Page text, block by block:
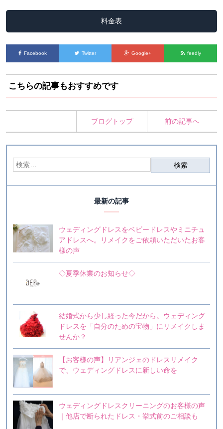
料金表
Facebook Twitter Google+ feedly
こちらの記事もおすすめです
ブログトップ 前の記事へ
最新の記事
ウェディングドレスをベビードレスやミニチュ
アドレスへ。リメイクをご依頼いただいたお客
様の声
◇夏季休業のお知らせ◇
結婚式から少し経った今だから。ウェディング
ドレスを「自分のための宝物」にリメイクしま
せんか？
【お客様の声】リアンジェのドレスリメイク
で、ウェディングドレスに新しい命を
ウェディングドレスクリーニングのお客様の声
｜他店で断られたドレス・挙式前のご相談も